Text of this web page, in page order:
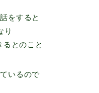
をすると
り
とのこと
いるので